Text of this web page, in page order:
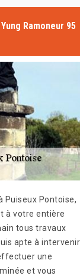
Ramoneur 95
Puiseux Pontoise,
à votre entière
tous travaux
apte à intervenir
une
et vous